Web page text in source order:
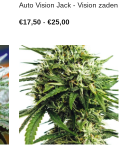
Auto Vision Jack - Vision zaden
€17,50 - €25,00Prijsklasse: